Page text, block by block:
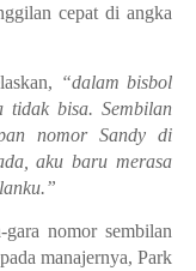
cepat di angka
“dalam bisbol
tidak bisa. Sembilan
nomor Sandy di
aku baru merasa
nomor sembilan
manajernya, Park